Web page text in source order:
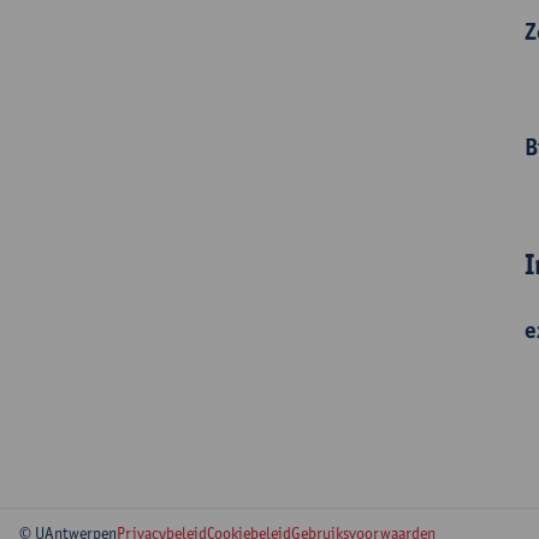
© UAntwerpenPrivacybeleidCookiebeleidGebruiksvoorwaarden